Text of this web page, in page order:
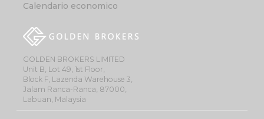
Calendario economico
GOLDEN BROKERS LIMITED
Unit B, Lot 49, 1st Floor,
Block F, Lazenda Warehouse 3,
Jalam Ranca-Ranca, 87000,
Labuan, Malaysia